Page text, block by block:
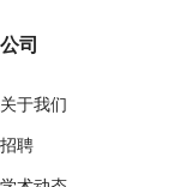
公司
关于我们
招聘